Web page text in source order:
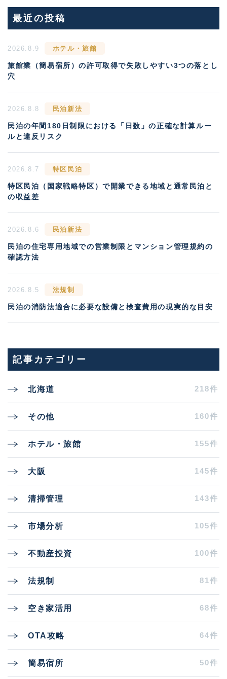
最近の投稿
2026.8.9 ホテル・旅館
旅館業（簡易宿所）の許可取得で失敗しやすい3つの落とし
穴
2026.8.8 民泊新法
民泊の年間180日制限における「日数」の正確な計算ルー
ルと違反リスク
2026.8.7 特区民泊
特区民泊（国家戦略特区）で開業できる地域と通常民泊と
の収益差
2026.8.6 民泊新法
民泊の住宅専用地域での営業制限とマンション管理規約の
確認方法
2026.8.5 法規制
民泊の消防法適合に必要な設備と検査費用の現実的な目安
記事カテゴリー
北海道 218件
その他 160件
ホテル・旅館 155件
大阪 145件
清掃管理 143件
市場分析 105件
不動産投資 100件
法規制 81件
空き家活用 68件
OTA攻略 64件
簡易宿所 50件